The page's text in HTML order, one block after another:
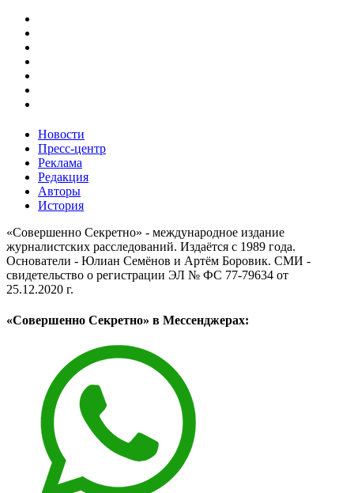
Новости
Пресс-центр
Реклама
Редакция
Авторы
История
«Совершенно Секретно» - международное издание
журналистских расследований. Издаётся с 1989 года.
Основатели - Юлиан Семёнов и Артём Боровик. CМИ -
свидетельство о регистрации ЭЛ № ФС 77-79634 от
25.12.2020 г.
«Совершенно Секретно» в Мессенджерах: